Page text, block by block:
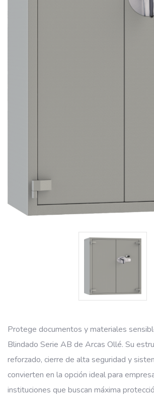
Protege documentos y materiales
Blindado Serie AB de Arcas Ollé. Su
reforzado, cierre de alta seguridad y
convierten en la opción ideal para
instituciones que buscan máxima